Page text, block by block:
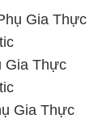
Gia Thực
Gia Thực
Gia Thực